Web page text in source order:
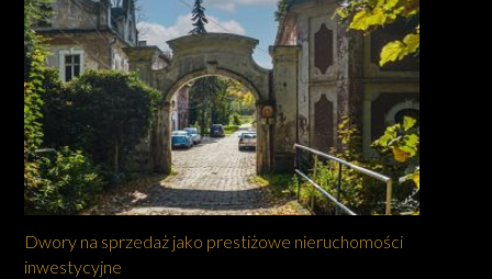
Dwory na sprzedaż jako prestiżowe nieruchomości
inwestycyjne